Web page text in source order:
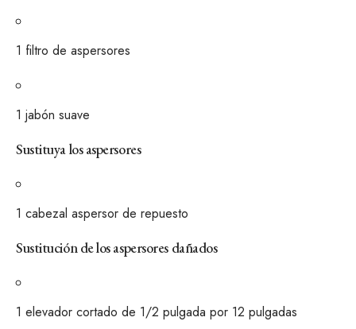
1 filtro de aspersores
1 jabón suave
Sustituya los aspersores
1 cabezal aspersor de repuesto
Sustitución de los aspersores dañados
1 elevador cortado de 1/2 pulgada por 12 pulgadas